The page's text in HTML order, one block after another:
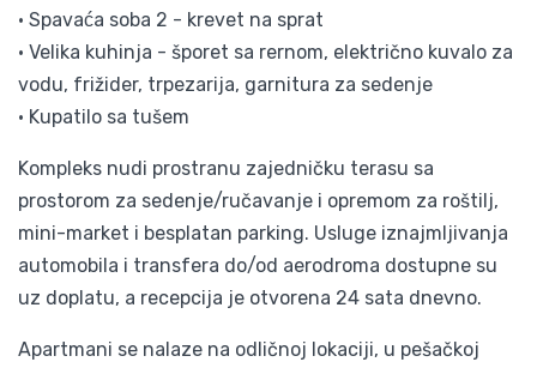
• Spavaća soba 2 - krevet na sprat
• Velika kuhinja - šporet sa rernom, električno kuvalo za
vodu, frižider, trpezarija, garnitura za sedenje
• Kupatilo sa tušem
Kompleks nudi prostranu zajedničku terasu sa
prostorom za sedenje/ručavanje i opremom za roštilj,
mini-market i besplatan parking. Usluge iznajmljivanja
automobila i transfera do/od aerodroma dostupne su
uz doplatu, a recepcija je otvorena 24 sata dnevno.
Apartmani se nalaze na odličnoj lokaciji, u pešačkoj